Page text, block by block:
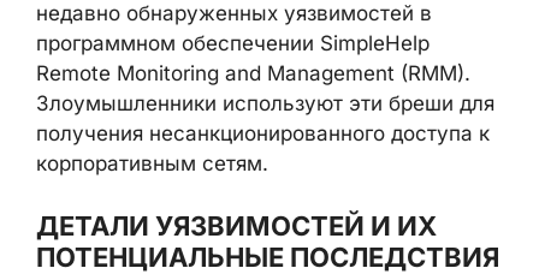
недавно обнаруженных уязвимостей в
программном обеспечении SimpleHelp
Remote Monitoring and Management (RMM).
Злоумышленники используют эти бреши для
получения несанкционированного доступа к
корпоративным сетям.
ДЕТАЛИ УЯЗВИМОСТЕЙ И ИХ
ПОТЕНЦИАЛЬНЫЕ ПОСЛЕДСТВИЯ